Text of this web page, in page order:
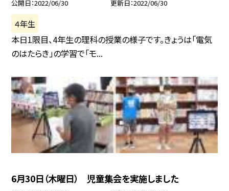
公開日 2022/06/30 更新日 2022/06/30
４年生
本日1限目、4年生の理科の授業の様子です。きょうは「電気
のはたらき」の学習で「モ...
6月30日（木曜日） 児童集会を実施しました